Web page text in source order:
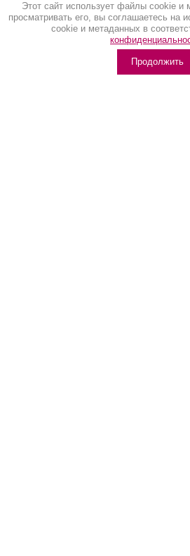
Этот сайт использует файлы cookie и
просматривать его, вы соглашаетесь на
cookie и метаданных в
Продолжить
Политика конфиденциальности